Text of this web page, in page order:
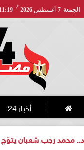
الجمعة 7 أغسطس 2026
مـ
11:19 مـ
أخبار 24
شعبان يتوّج بذهبيتين